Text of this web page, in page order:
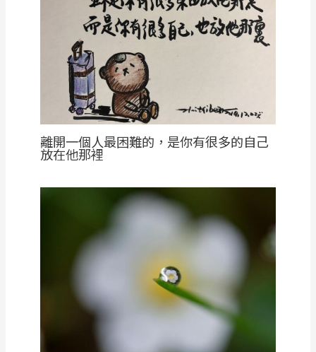
離開一個人最困難的，是你有很多的自己
放在他那裡